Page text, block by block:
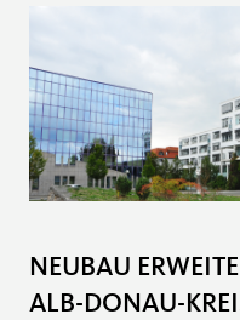
NEUBAU
ALB-DONAU-